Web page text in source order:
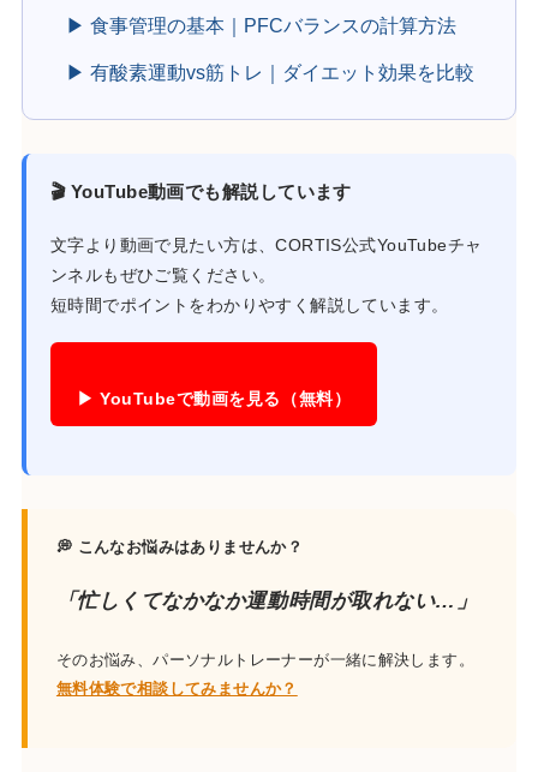
▶ 食事管理の基本｜PFCバランスの計算方法
▶ 有酸素運動vs筋トレ｜ダイエット効果を比較
🎬 YouTube動画でも解説しています
文字より動画で見たい方は、CORTIS公式YouTubeチャ
ンネルもぜひご覧ください。
短時間でポイントをわかりやすく解説しています。
▶ YouTubeで動画を見る（無料）
💭 こんなお悩みはありませんか？
「忙しくてなかなか運動時間が取れない…」
そのお悩み、パーソナルトレーナーが一緒に解決します。
無料体験で相談してみませんか？